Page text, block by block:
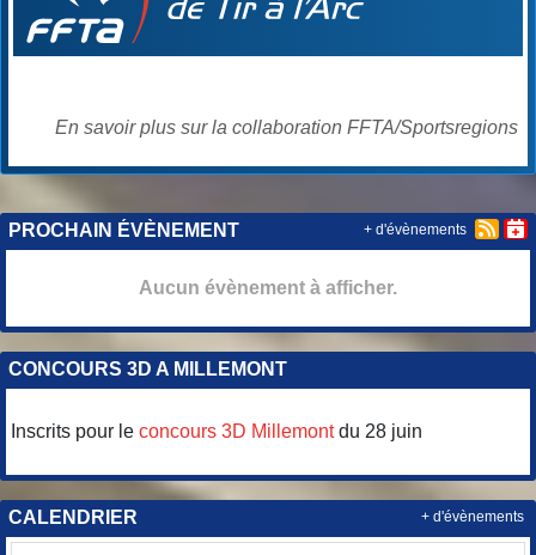
En savoir plus sur la collaboration FFTA/Sportsregions
PROCHAIN ÉVÈNEMENT
Aucun évènement à afficher.
+ d'évènements
CONCOURS 3D A MILLEMONT
Inscrits pour le concours 3D Millemontdu 28 juin
CALENDRIER + d'évènements